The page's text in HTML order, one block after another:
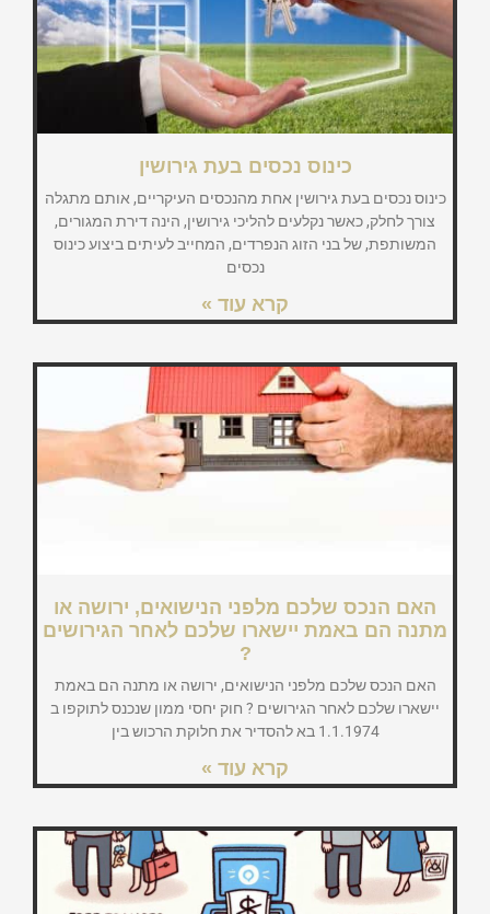
כינוס נכסים בעת גירושין
כינוס נכסים בעת גירושין אחת מהנכסים העיקריים, אותם מתגלה
צורך לחלק, כאשר נקלעים להליכי גירושין, הינה דירת המגורים,
המשותפת, של בני הזוג הנפרדים, המחייב לעיתים ביצוע כינוס
נכסים
קרא עוד »
האם הנכס שלכם מלפני הנישואים, ירושה או
מתנה הם באמת יישארו שלכם לאחר הגירושים
?
האם הנכס שלכם מלפני הנישואים, ירושה או מתנה הם באמת
יישארו שלכם לאחר הגירושים ? חוק יחסי ממון שנכנס לתוקפו ב
1.1.1974 בא להסדיר את חלוקת הרכוש בין
קרא עוד »